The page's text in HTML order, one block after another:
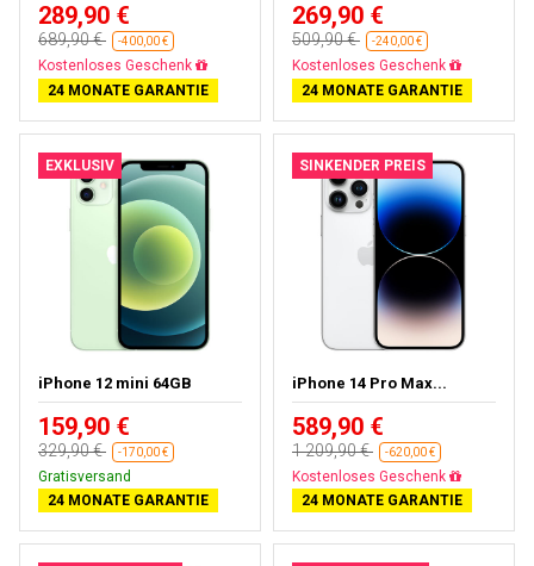
289,90 €
689,90 € -400,00 €
Gratisversand
24 MONATE GARANTIE
269,90 €
509,90 € -240,00 €
Gratisversand
24 MONATE GARANTIE
EXKLUSIV
iPhone 12 mini 64GB
159,90 €
329,90 € -170,00 €
Gratisversand
24 MONATE GARANTIE
SINKENDER PREIS
iPhone 14 Pro Max...
589,90 €
1 209,90 € -620,00 €
Gratisversand
24 MONATE GARANTIE